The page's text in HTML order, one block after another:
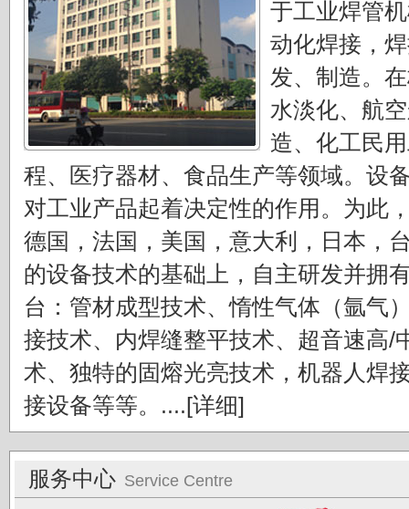
于工业焊管
动化焊接，
发、制造。
水淡化、航
造、化工民
程、医疗器材、食品生产等领域。设
对工业产品起着决定性的作用。为此
德国，法国，美国，意大利，日本，
的设备技术的基础上，自主研发并拥
台：管材成型技术、惰性气体（氩气
接技术、内焊缝整平技术、超音速高/
术、独特的固熔光亮技术，机器人焊
接设备等等。.... [详细]
服务中心 Service Centre